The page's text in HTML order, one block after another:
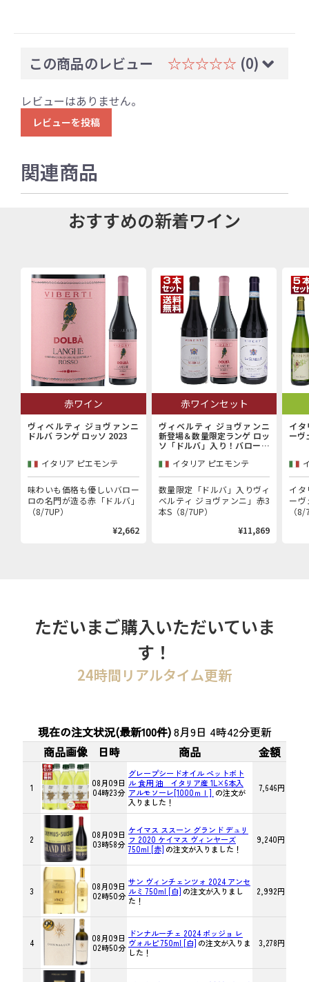
この商品のレビュー ☆☆☆☆☆ (0)
レビューはありません。
レビューを投稿
関連商品
おすすめの新着ワイン
赤ワイン
ヴィベルティ ジョヴァンニ
ドルバ ランゲ ロッソ 2023
イタリア ピエモンテ
味わいも価格も優しいバロー
ロの名門が造る赤「ドルバ」
（8/7UP）
¥2,662
赤ワインセット
ヴィベルティ ジョヴァンニ
新登場＆数量限定ランゲ ロッ
ソ「ドルバ」入り！バローロ
産者「ヴィベルティ ジョヴァ
ンニ」赤3本セット
イタリア ピエモンテ
数量限定「ドルバ」入りヴィ
ベルティ ジョヴァンニ」赤3
本S（8/7UP）
¥11,869
イタ
ーヴ
イタ
ー
（
ただいまご購入いただいていま
す！
24時間リアルタイム更新